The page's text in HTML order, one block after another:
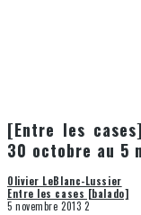
[Entre les
30 octobre au 5
Olivier LeBlanc-Lussier
Entre les cases [balado]
5 novembre 2013 2